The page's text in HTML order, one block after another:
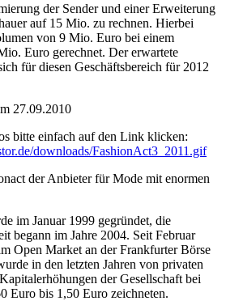
der Sender und einer Erweiterung
auf 15 Mio. zu rechnen. Hierbei
von 9 Mio. Euro bei einem
Euro gerechnet. Der erwartete
für diesen Geschäftsbereich für 2012
27.09.2010
bitte einfach auf den Link klicken:
downloads/FashionAct3_2011.gif
der Anbieter für Mode mit enormen
im Januar 1999 gegründet, die
begann im Jahre 2004. Seit Februar
Open Market an der Frankfurter Börse
in den letzten Jahren von privaten
der Gesellschaft bei
Euro bis 1,50 Euro zeichneten.